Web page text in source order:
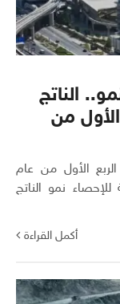
الناتج
الأول من
الأول من عام
للإحصاء نمو الناتج
أكمل القراءة